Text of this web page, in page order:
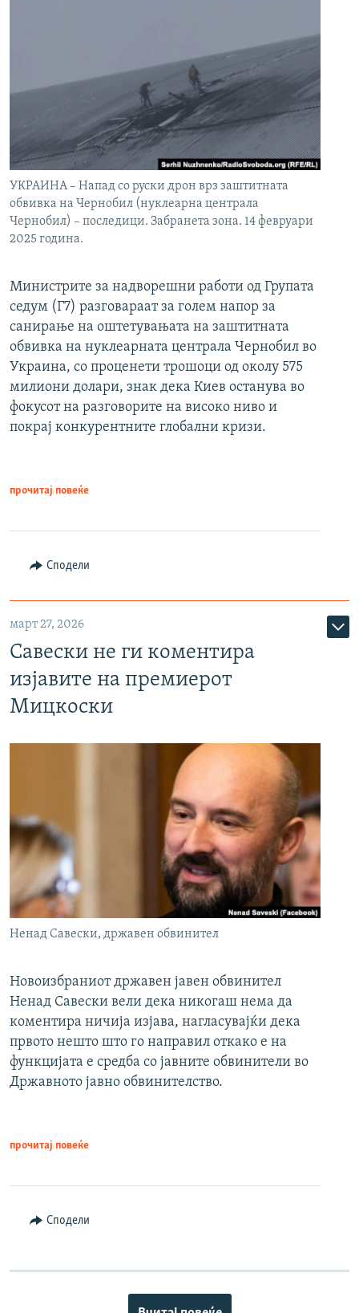
УКРАИНА – Напад со руски дрон врз заштитната
обвивка на Чернобил (нуклеарна централа
Чернобил) – последици. Забранета зона. 14 февруари
2025 година.
Министрите за надворешни работи од Групата
седум (Г7) разговараат за голем напор за
санирање на оштетувањата на заштитната
обвивка на нуклеарната централа Чернобил во
Украина, со проценети трошоци од околу 575
милиони долари, знак дека Киев останува во
фокусот на разговорите на високо ниво и
покрај конкурентните глобални кризи.
прочитај повеќе
Сподели
март 27, 2026
Савески не ги коментира
изјавите на премиерот
Мицкоски
Ненад Савески, државен обвинител
Новоизбраниот државен јавен обвинител
Ненад Савески вели дека никогаш нема да
коментира ничија изјава, нагласувајќи дека
првото нешто што го направил откако е на
функцијата е средба со јавните обвинители во
Државното јавно обвинителство.
прочитај повеќе
Сподели